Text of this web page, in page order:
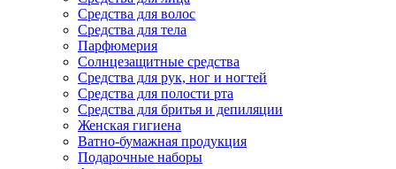
Средства для волос
Средства для тела
Парфюмерия
Солнцезащитные средства
Средства для рук, ног и ногтей
Средства для полости рта
Средства для бритья и депиляции
Женская гигиена
Ватно-бумажная продукция
Подарочные наборы